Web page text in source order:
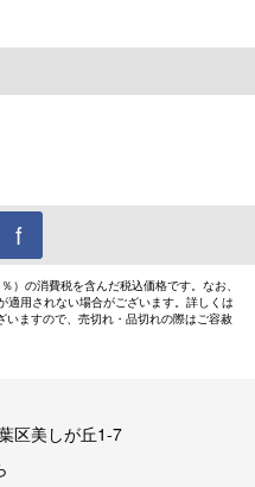
f
の消費税を含んだ税込価格です。なお、
用されない場合がございます。詳しくは
ますので、売切れ・品切れの際はご容赦
区美しが丘1-7